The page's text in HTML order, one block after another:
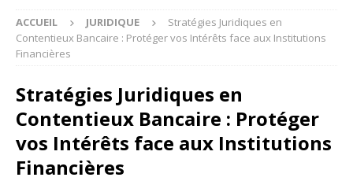
ACCUEIL JURIDIQUE
Stratégies Juridiques en
Contentieux Bancaire : Protéger vos Intérêts face aux Institutions
Financières
Stratégies Juridiques en
Contentieux Bancaire : Protéger
vos Intérêts face aux Institutions
Financières